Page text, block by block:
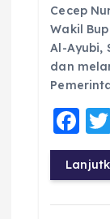
Cecep
Wakil
Al-Ayubi,
dan
F
a
c
e